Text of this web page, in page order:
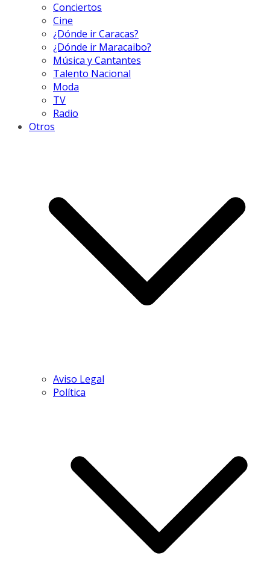
Conciertos
Cine
¿Dónde ir Caracas?
¿Dónde ir Maracaibo?
Música y Cantantes
Talento Nacional
Moda
TV
Radio
Otros
Aviso Legal
Política